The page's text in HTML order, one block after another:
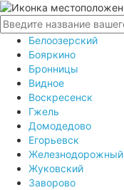
Белоозерский
Бояркино
Бронницы
Видное
Воскресенск
Гжель
Домодедово
Егорьевск
Железнодорожный
Жуковский
Заворово